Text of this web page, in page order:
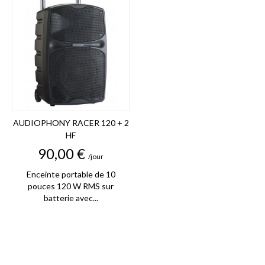
AUDIOPHONY RACER 120 + 2
HF
Prix
90,00 € /jour
Enceinte portable de 10
pouces 120 W RMS sur
batterie avec...